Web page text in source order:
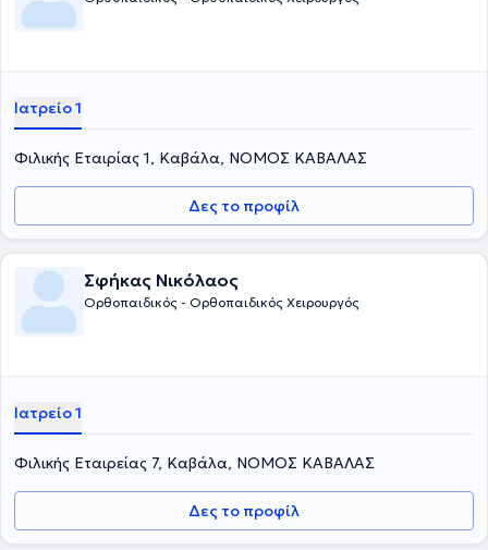
Ιατρείο 1
Φιλικής Εταιρίας 1, Καβάλα, ΝΟΜΟΣ ΚΑΒΑΛΑΣ
Δες το προφίλ
Σφήκας Νικόλαος
Ορθοπαιδικός - Ορθοπαιδικός Χειρουργός
Ιατρείο 1
Φιλικής Εταιρείας 7, Καβάλα, ΝΟΜΟΣ ΚΑΒΑΛΑΣ
Δες το προφίλ